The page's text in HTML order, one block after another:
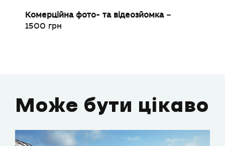
Комерційна фото- та відеозйомка –
1500 грн
Може бути цікаво